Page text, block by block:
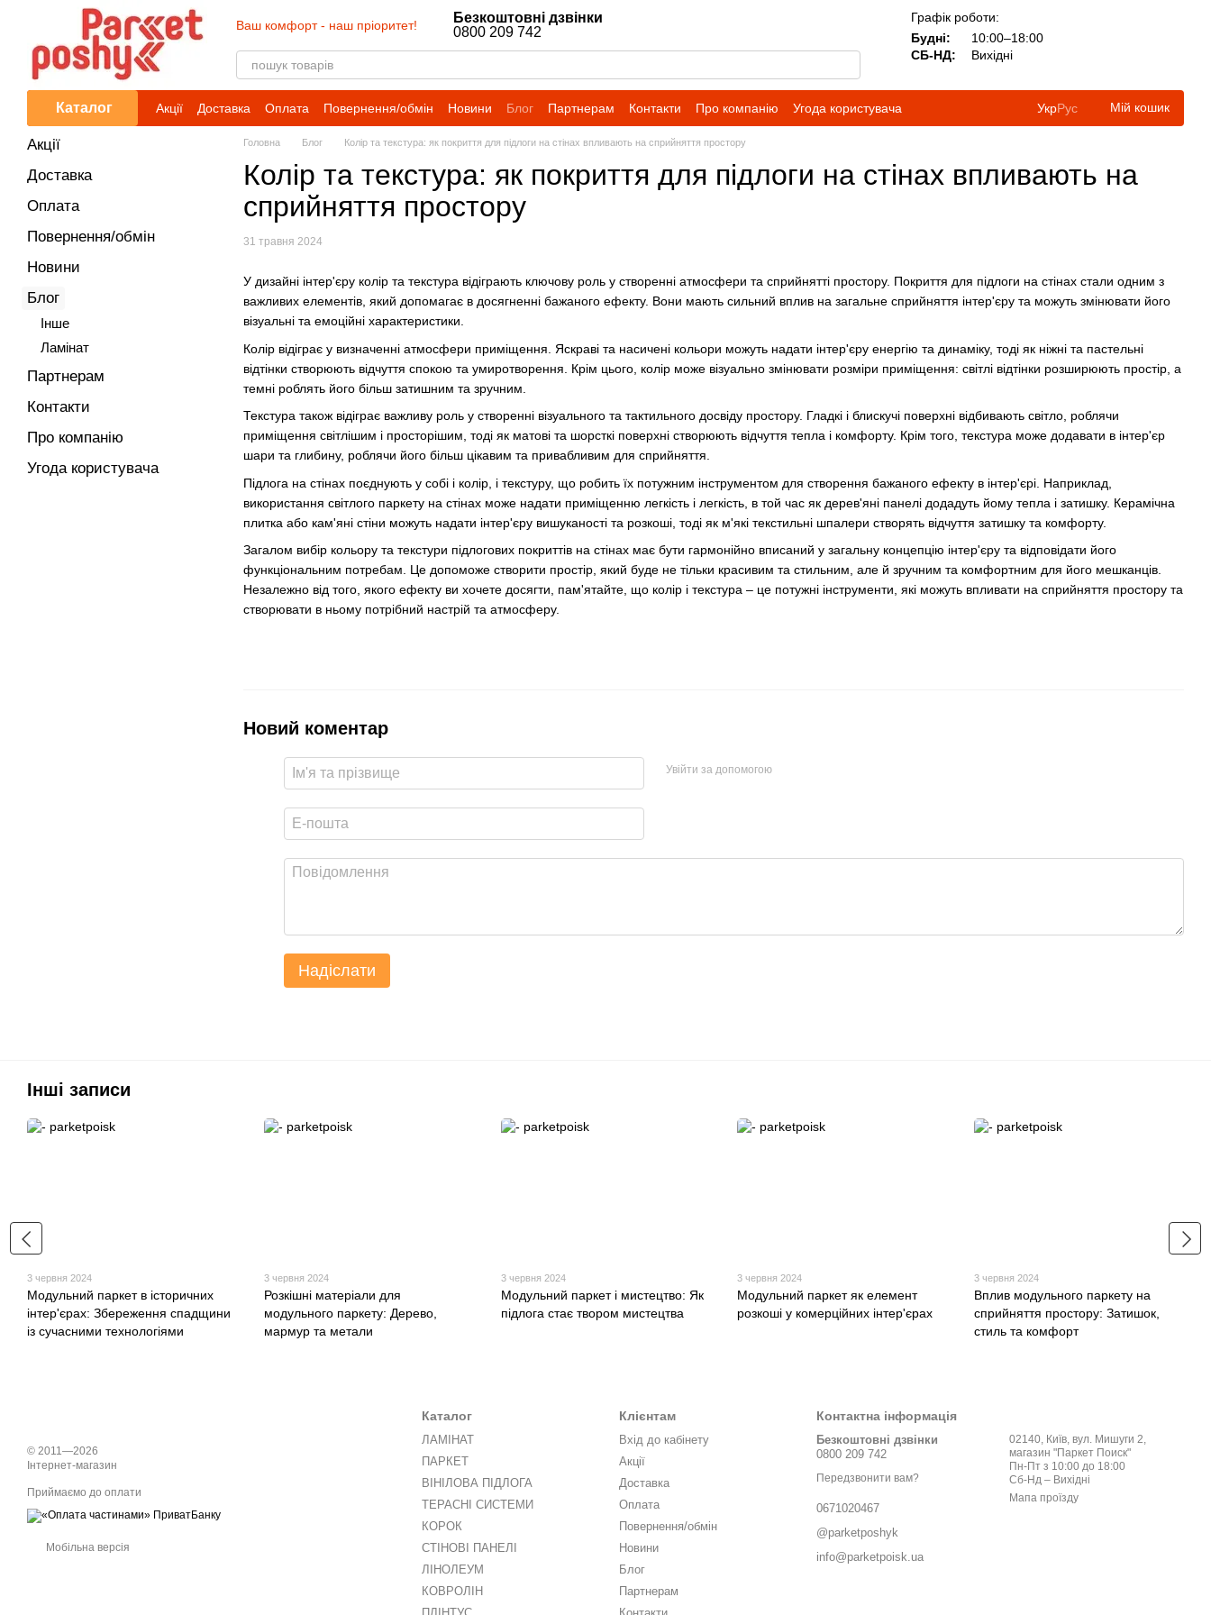
Перейти до основного контенту
Ваш комфорт - наш пріоритет!
Безкоштовні дзвінки
0800 209 742
Графік роботи:
Будні:
10:00–18:00
СБ-НД:
Вихідні
Каталог Акції Доставка Оплата Повернення/обмін Новини Блог Партнерам Контакти Про компанію Угода користувача УкрРус Мій кошик
Головна Блог Колір та текстура: як покриття для підлоги на стінах впливають на сприйняття простору
Колір та текстура: як покриття для підлоги на стінах впливають на
сприйняття простору
31 травня 2024
У дизайні інтер'єру колір та текстура відіграють ключову роль у створенні атмосфери та сприйнятті простору. Покриття для підлоги на стінах стали одним з
важливих елементів, який допомагає в досягненні бажаного ефекту. Вони мають сильний вплив на загальне сприйняття інтер'єру та можуть змінювати його
візуальні та емоційні характеристики.
Колір відіграє у визначенні атмосфери приміщення. Яскраві та насичені кольори можуть надати інтер'єру енергію та динаміку, тоді як ніжні та пастельні
відтінки створюють відчуття спокою та умиротворення. Крім цього, колір може візуально змінювати розміри приміщення: світлі відтінки розширюють простір, а
темні роблять його більш затишним та зручним.
Текстура також відіграє важливу роль у створенні візуального та тактильного досвіду простору. Гладкі і блискучі поверхні відбивають світло, роблячи
приміщення світлішим і просторішим, тоді як матові та шорсткі поверхні створюють відчуття тепла і комфорту. Крім того, текстура може додавати в інтер'єр
шари та глибину, роблячи його більш цікавим та привабливим для сприйняття.
Підлога на стінах поєднують у собі і колір, і текстуру, що робить їх потужним інструментом для створення бажаного ефекту в інтер'єрі. Наприклад,
використання світлого паркету на стінах може надати приміщенню легкість і легкість, в той час як дерев'яні панелі додадуть йому тепла і затишку. Керамічна
плитка або кам'яні стіни можуть надати інтер'єру вишуканості та розкоші, тоді як м'які текстильні шпалери створять відчуття затишку та комфорту.
Загалом вибір кольору та текстури підлогових покриттів на стінах має бути гармонійно вписаний у загальну концепцію інтер'єру та відповідати його
функціональним потребам. Це допоможе створити простір, який буде не тільки красивим та стильним, але й зручним та комфортним для його мешканців.
Незалежно від того, якого ефекту ви хочете досягти, пам'ятайте, що колір і текстура – ​​це потужні інструменти, які можуть впливати на сприйняття простору та
створювати в ньому потрібний настрій та атмосферу.
Новий коментар
Увійти за допомогою
Надіслати
Акції
Доставка
Оплата
Повернення/обмін
Новини
Блог
Iнше
Ламінат
Партнерам
Контакти
Про компанію
Угода користувача
Інші записи
3 червня 2024
Модульний паркет в історичних
інтер'єрах: Збереження спадщини
із сучасними технологіями
3 червня 2024
Розкішні матеріали для
модульного паркету: Дерево,
мармур та метали
3 червня 2024
Модульний паркет і мистецтво: Як
підлога стає твором мистецтва
3 червня 2024
Модульний паркет як елемент
розкоші у комерційних інтер'єрах
3 червня 2024
Вплив модульного паркету на
сприйняття простору: Затишок,
стиль та комфорт
© 2011—2026
Інтернет-магазин
Приймаємо до оплати
Мобільна версія
Каталог
ЛАМІНАТ
ПАРКЕТ
ВІНІЛОВА ПІДЛОГА
ТЕРАСНІ СИСТЕМИ
КОРОК
СТІНОВІ ПАНЕЛІ
ЛІНОЛЕУМ
КОВРОЛІН
Клієнтам
Вхід до кабінету
Акції
Доставка
Оплата
Повернення/обмін
Новини
Блог
Партнерам
Контактна інформація
Безкоштовні дзвінки
0800 209 742
Передзвонити вам?
0671020467
@parketposhyk
info@parketpoisk.ua
02140, Київ, вул. Мишуги 2,
магазин "Паркет Поиск"
Пн-Пт з 10:00 до 18:00
Сб-Нд – Вихідні
Мапа проїзду